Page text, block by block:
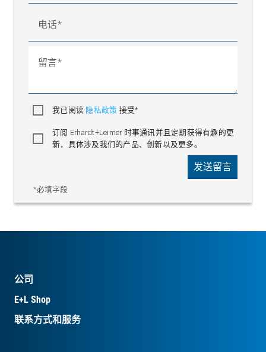
电话
留言
我已阅读 隐私政策 接受*
订阅 Erhardt+Leimer 时事通讯并且定期获得有趣的更
新，具体涉及我们的产品、创新以及更多。
*必填字段
发送留言
公司
E+L Shop
联系方式和服务